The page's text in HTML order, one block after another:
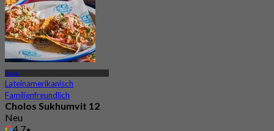
Asok
Lateinamerikanisch
Familienfreundlich
Cholos Sukhumvit 12
Neu